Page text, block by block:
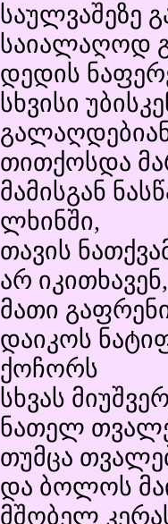
საულვაშეზე
საიალაღოდ
დედის
სხვისი
თითქოსდა
მამისგან
ლხინში,
თავის
არ
მათი
დაიკოს
ქოჩორს
სხვას
ნათელ
თუმცა
და ბოლოს
მშობელ